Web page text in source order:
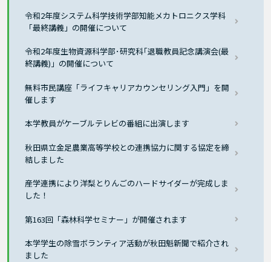
令和2年度システム科学技術学部知能メカトロニクス学科
「最終講義」の開催について
令和2年度生物資源科学部･研究科｢退職教員記念講演会(最
終講義)」の開催について
無料市民講座「ライフキャリアカウンセリング入門」を開
催します
本学教員がケーブルテレビの番組に出演します
秋田県立金足農業高等学校との連携協力に関する協定を締
結しました
産学連携により洋梨とりんごのハードサイダーが完成しま
した！
第163回「森林科学セミナー」が開催されます
本学学生の除雪ボランティア活動が秋田魁新聞で紹介され
ました